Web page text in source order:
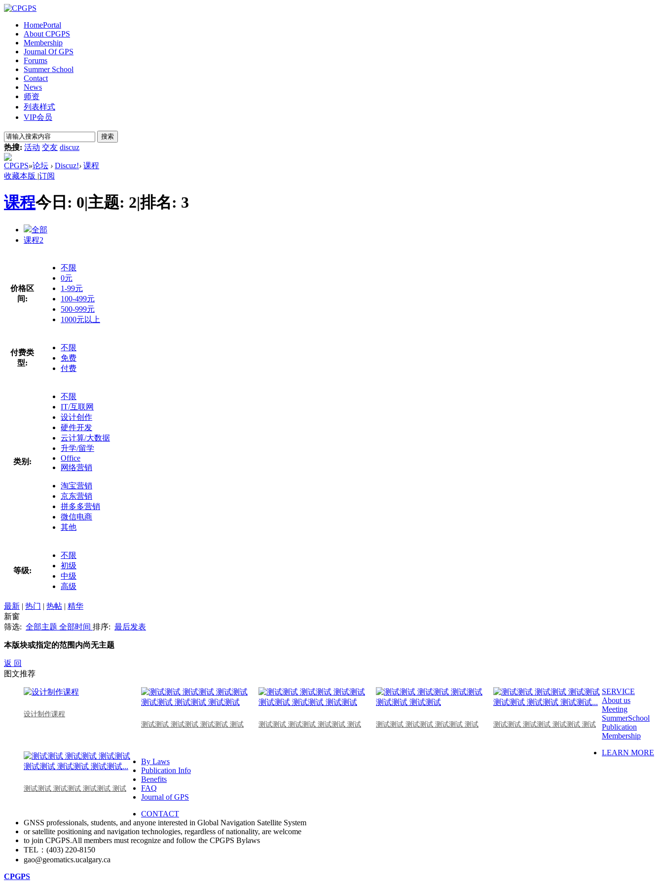
HomePortal
About CPGPS
Membership
Journal Of GPS
Forums
Summer School
Contact
News
师资
列表样式
VIP会员
搜索
热搜: 活动 交友 discuz
CPGPS»论坛 › Discuz!› 课程
收藏本版 |订阅
课程今日: 0|主题: 2|排名: 3
全部
课程2
价格区
间:
不限
0元
1-99元
100-499元
500-999元
1000元以上
付费类
型:
不限
免费
付费
类别:
不限
IT/互联网
设计创作
硬件开发
云计算/大数据
升学/留学
Office
网络营销
淘宝营销
京东营销
拼多多营销
微信电商
其他
等级:
不限
初级
中级
高级
最新 | 热门 | 热帖 | 精华
新窗
筛选: 全部主题 全部时间 排序: 最后发表
本版块或指定的范围内尚无主题
返 回
图文推荐
设计制作课程
测试测试 测试测试 测试测试 测试
测试测试 测试测试 测试测试 测试 测试测试 测试测试 测试测试 测试 测试测试 测试测试 测试测试 测试
测试测试 测试测试 测试测试 测试
SERVICE
About us
Meeting
SummerSchool
Publication
Membership
LEARN MORE
By Laws
Publication Info
Benefits
FAQ
Journal of GPS
CONTACT
GNSS professionals, students, and anyone interested in Global Navigation Satellite System
or satellite positioning and navigation technologies, regardless of nationality, are welcome
to join CPGPS.All members must recognize and follow the CPGPS Bylaws
TEL：(403) 220-8150
gao@geomatics.ucalgary.ca
CPGPS